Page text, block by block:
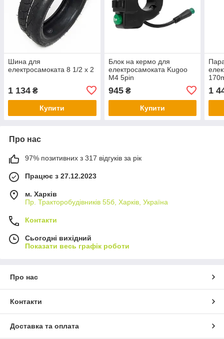
Шина для
електросамоката 8 1/2 х 2
1 134 ₴
Купити
Блок на кермо для
електросамоката Kugoo
M4 5pin
945₴
Купити
1
Про нас
97% позитивних з 317 відгуків за рік
Працює з 27.12.2023
м. Харків
Пр. Тракторобудiвникiв 55б, Харків, Україна
Контакти
Сьогодні вихідний
Показати весь графік роботи
Про нас
Контакти
Доставка та оплата